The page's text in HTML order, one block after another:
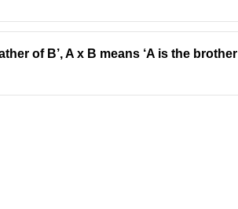
of B’, A x B means ‘A is the brother